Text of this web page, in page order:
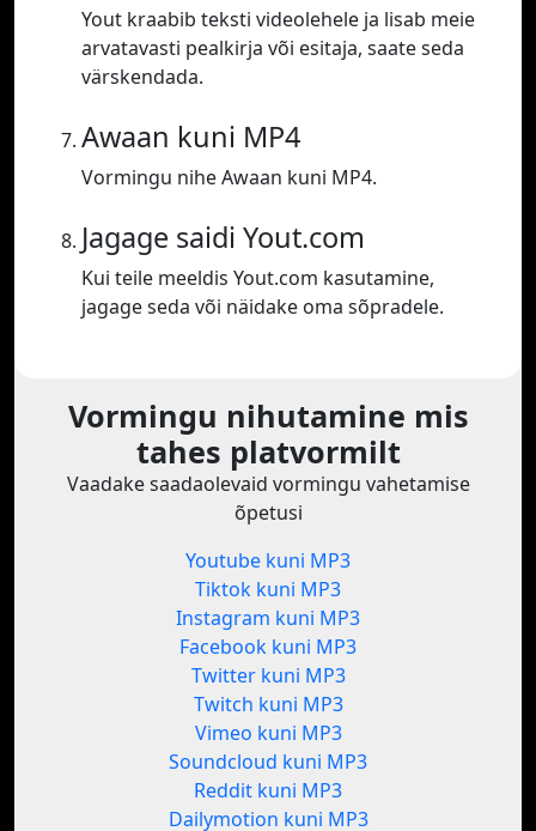
Yout kraabib teksti videolehele ja lisab meie
arvatavasti pealkirja või esitaja, saate seda
värskendada.
Awaan kuni MP4
Vormingu nihe Awaan kuni MP4.
Jagage saidi Yout.com
Kui teile meeldis Yout.com kasutamine,
jagage seda või näidake oma sõpradele.
Vormingu nihutamine mis
tahes platvormilt
Vaadake saadaolevaid vormingu vahetamise
õpetusi
Youtube kuni MP3
Tiktok kuni MP3
Instagram kuni MP3
Facebook kuni MP3
Twitter kuni MP3
Twitch kuni MP3
Vimeo kuni MP3
Soundcloud kuni MP3
Reddit kuni MP3
Dailymotion kuni MP3